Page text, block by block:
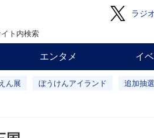
ラジ
ト内検索
エンタメ イ
ん展 ぼうけんアイランド 追加抽選